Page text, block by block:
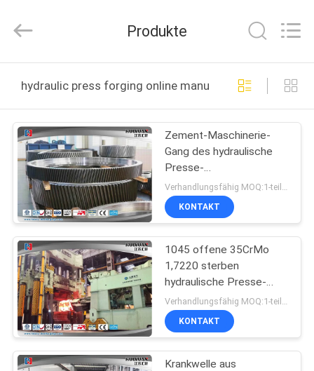
PRODUKTE
VIDEOS
ÜBER
UNS
FABRIK-
AUSFLUG
QUALITÄTSKONTROLLE
ENERGY
EQUIPMENT
Rights
Produkte
hydraulic press forging online manufacture
Zement-Maschinerie-
Gang des hydraulische
Presse-
Freiformschmieden-
4000T zerteilt
Verhandlungsfähig MOQ:1-teilig
KONTAKT
1045 offene 35CrMo
1,7220 sterben
hydraulische Presse-
Knetlegierungs-
Stahlreitrad-Welle
KONTAKT
Krankwelle aus